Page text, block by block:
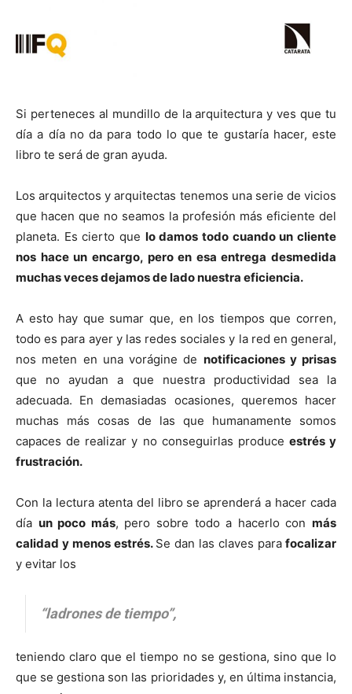
Si perteneces al mundillo de la arquitectura y ves que tu
día a día no da para todo lo que te gustaría hacer, este
libro te será de gran ayuda.
Los arquitectos y arquitectas tenemos una serie de vicios
que hacen que no seamos la profesión más eficiente del
planeta. Es cierto que lo damos todo cuando un cliente
nos hace un encargo, pero en esa entrega desmedida
muchas veces dejamos de lado nuestra eficiencia.
A esto hay que sumar que, en los tiempos que corren,
todo es para ayer y las redes sociales y la red en general,
nos meten en una vorágine de notificaciones y prisas
que no ayudan a que nuestra productividad sea la
adecuada. En demasiadas ocasiones, queremos hacer
muchas más cosas de las que humanamente somos
capaces de realizar y no conseguirlas produce estrés y
frustración.
Con la lectura atenta del libro se aprenderá a hacer cada
día un poco más, pero sobre todo a hacerlo conmás
calidad y menos estrés. Se dan las claves para focalizar
y evitar los
“ladrones de tiempo”,
teniendo claro que el tiempo no se gestiona, sino que lo
que se gestiona son las prioridades y, en última instancia,